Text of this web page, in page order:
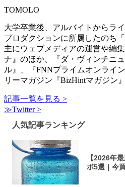
TOMOLO
大学卒業後、アルバイトからラ
プロダクションに所属したのち
主にウェブメディアの運営や編
ナ』のほか、『ダ・ヴィンチニ
ル』、『FNNプライムオンライ
リーマガジン『BizHintマガジン
記事一覧を見る >
≫Twitter >
人気記事ランキング
【2026年
ボ5選｜今